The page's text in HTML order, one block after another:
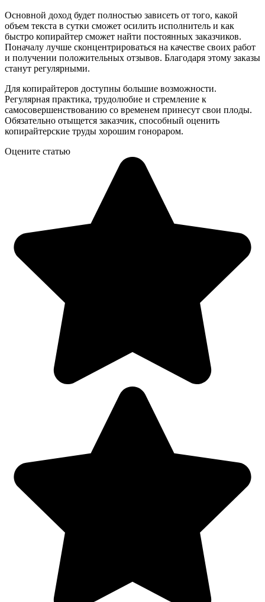
Основной доход будет полностью зависеть от того, какой
объем текста в сутки сможет осилить исполнитель и как
быстро копирайтер сможет найти постоянных заказчиков.
Поначалу лучше сконцентрироваться на качестве своих работ
и получении положительных отзывов. Благодаря этому заказы
станут регулярными.
Для копирайтеров доступны большие возможности.
Регулярная практика, трудолюбие и стремление к
самосовершенствованию со временем принесут свои плоды.
Обязательно отыщется заказчик, способный оценить
копирайтерские труды хорошим гонораром.
Оцените статью